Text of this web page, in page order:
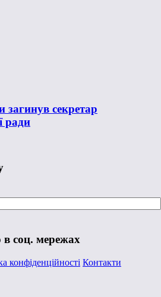
загинув секретар
ради
в соц. мережах
конфіденційності Контакти